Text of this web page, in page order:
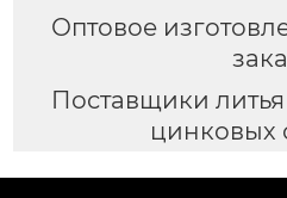
Оптовое
Поставщики
цинковых